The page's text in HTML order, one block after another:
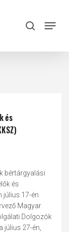
search
Menu
és
bértárgyalási
és
július 17-én
Magyar
Dolgozók
július 27-én,
Close